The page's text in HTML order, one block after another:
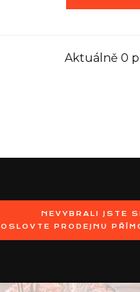
Aktuálně 0
NEVYBRALI JSTE
OSLOVTE PRODEJNU